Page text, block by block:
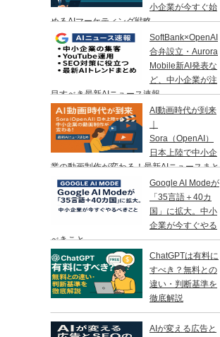
小企業が今すぐ始
めるAIマーケティング戦略
SoftBank×OpenAI
合弁設立・Aurora
Mobile新AI発表な
ど、中小企業が注
目すべき最新AIニュース速報
AI動画時代が到来
Sora（OpenAI）
日本上陸で中小企
業の動画制作が変わる！最新AIニュースまと
め
Google AI Modeが
「35言語＋40カ
国」に拡大。中小
企業が今すぐやる
べきこと
ChatGPTは有料に
すべき？無料との
違い・判断基準を
徹底解説
AIが変える広告と